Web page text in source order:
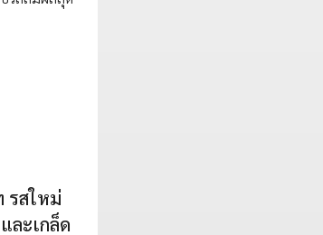
รสใหม่
ละเกล็ด